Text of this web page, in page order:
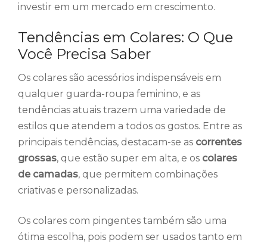
investir em um mercado em crescimento.
Tendências em Colares: O Que
Você Precisa Saber
Os colares são acessórios indispensáveis em
qualquer guarda-roupa feminino, e as
tendências atuais trazem uma variedade de
estilos que atendem a todos os gostos. Entre as
principais tendências, destacam-se as correntes
grossas, que estão super em alta, e os colares
de camadas, que permitem combinações
criativas e personalizadas.
Os colares com pingentes também são uma
ótima escolha, pois podem ser usados tanto em